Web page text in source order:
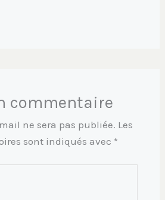
commentaire
ne sera pas publiée. Les
sont indiqués avec *